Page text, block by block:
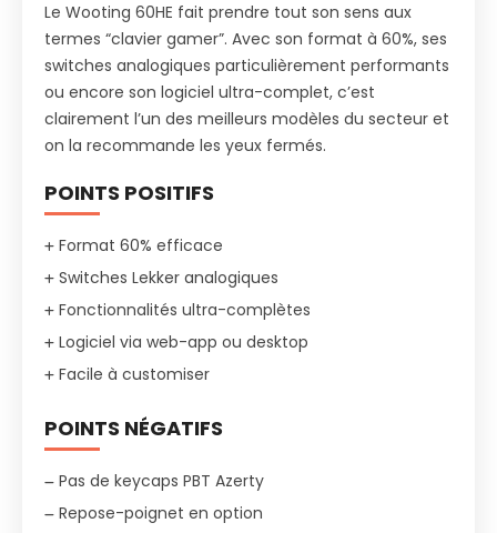
Le Wooting 60HE fait prendre tout son sens aux
termes “clavier gamer”. Avec son format à 60%, ses
switches analogiques particulièrement performants
ou encore son logiciel ultra-complet, c’est
clairement l’un des meilleurs modèles du secteur et
on la recommande les yeux fermés.
POINTS POSITIFS
Format 60% efficace
Switches Lekker analogiques
Fonctionnalités ultra-complètes
Logiciel via web-app ou desktop
Facile à customiser
POINTS NÉGATIFS
Pas de keycaps PBT Azerty
Repose-poignet en option